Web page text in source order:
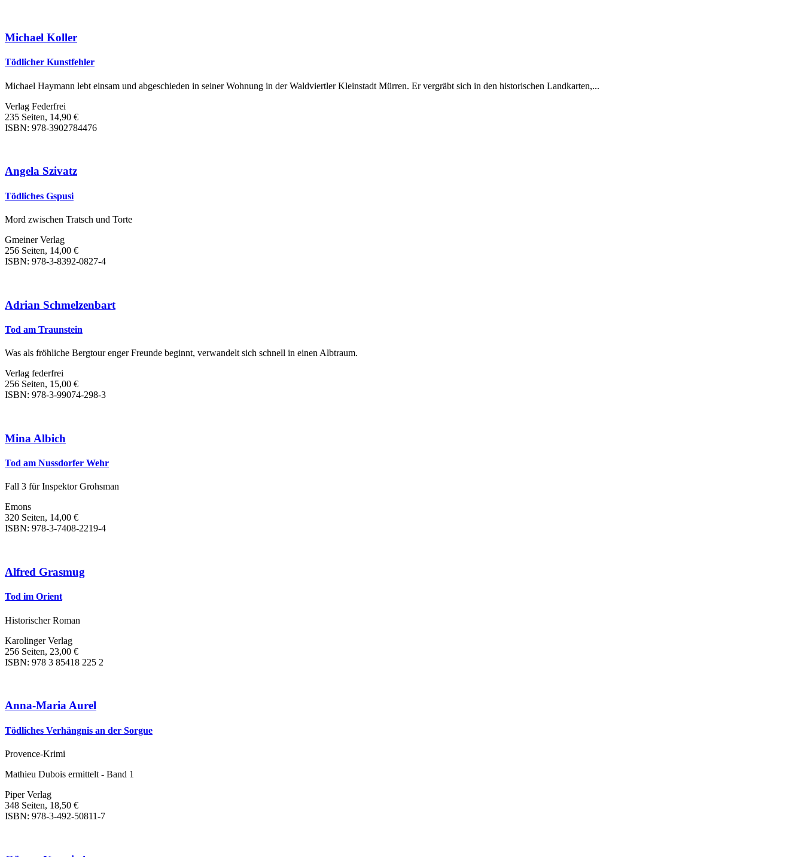
Michael Koller
Tödlicher Kunstfehler
Michael Haymann lebt einsam und abgeschieden in seiner Wohnung in der Waldviertler Kleinstadt Mürren. Er vergräbt sich in den historischen Landkarten,...
Verlag Federfrei
235 Seiten, 14,90 €
ISBN: 978-3902784476
Angela Szivatz
Tödliches Gspusi
Mord zwischen Tratsch und Torte
Gmeiner Verlag
256 Seiten, 14,00 €
ISBN: 978-3-8392-0827-4
Adrian Schmelzenbart
Tod am Traunstein
Was als fröhliche Bergtour enger Freunde beginnt, verwandelt sich schnell in einen Albtraum.
Verlag federfrei
256 Seiten, 15,00 €
ISBN: 978-3-99074-298-3
Mina Albich
Tod am Nussdorfer Wehr
Fall 3 für Inspektor Grohsman
Emons
320 Seiten, 14,00 €
ISBN: 978-3-7408-2219-4
Alfred Grasmug
Tod im Orient
Historischer Roman
Karolinger Verlag
256 Seiten, 23,00 €
ISBN: 978 3 85418 225 2
Anna-Maria Aurel
Tödliches Verhängnis an der Sorgue
Provence-Krimi
Mathieu Dubois ermittelt - Band 1
Piper Verlag
348 Seiten, 18,50 €
ISBN: 978-3-492-50811-7